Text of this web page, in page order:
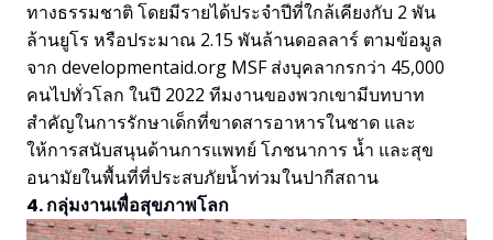
ทางธรรมชาติ โดยมีรายได้ประจำปีที่ใกล้เคียงกับ 2 พัน
ล้านยูโร หรือประมาณ 2.15 พันล้านดอลลาร์ ตามข้อมูล
จาก developmentaid.org MSF ส่งบุคลากรกว่า 45,000
คนไปทั่วโลก ในปี 2022 ทีมงานของพวกเขามีบทบาท
สำคัญในการรักษาเด็กที่ขาดสารอาหารในชาด และ
ให้การสนับสนุนด้านการแพทย์ โภชนาการ น้ำ และสุข
อนามัยในพื้นที่ที่ประสบภัยน้ำท่วมในปากีสถาน
4. กลุ่มงานเพื่อสุขภาพโลก